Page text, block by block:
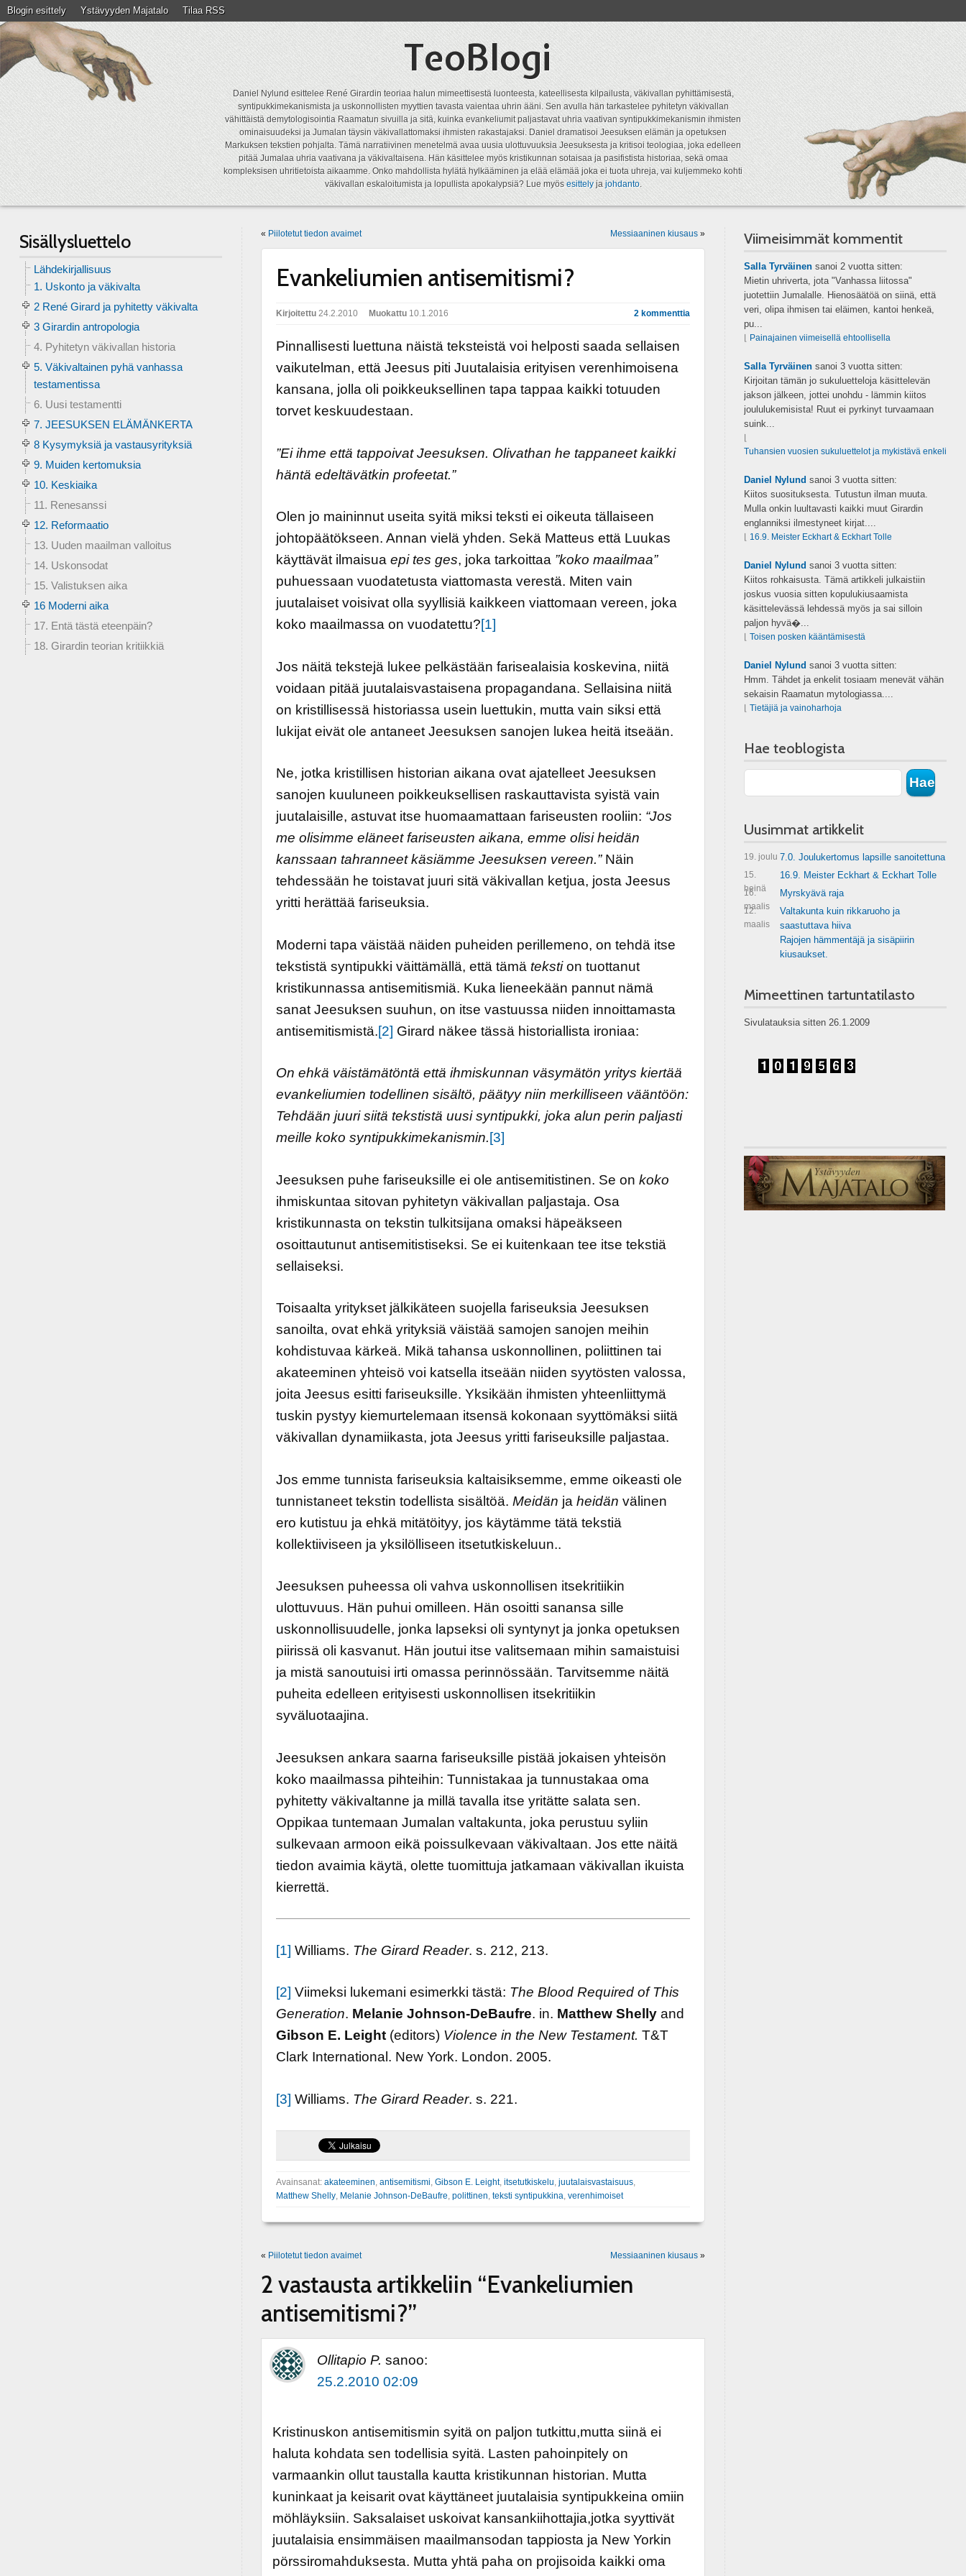
Blogin esittely Ystävyyden Majatalo Tilaa RSS
TeoBlogi
Daniel Nylund esittelee René Girardin teoriaa halun mimeettisestä luonteesta, kateellisesta kilpailusta, väkivallan pyhittämisestä,
syntipukkimekanismista ja uskonnollisten myyttien tavasta vaientaa uhrin ääni. Sen avulla hän tarkastelee pyhitetyn väkivallan
vähittäistä demytologisointia Raamatun sivuilla ja sitä, kuinka evankeliumit paljastavat uhria vaativan syntipukkimekanismin ihmisten
ominaisuudeksi ja Jumalan täysin väkivallattomaksi ihmisten rakastajaksi. Daniel dramatisoi Jeesuksen elämän ja opetuksen
Markuksen tekstien pohjalta. Tämä narratiivinen menetelmä avaa uusia ulottuvuuksia Jeesuksesta ja kritisoi teologiaa, joka edelleen
pitää Jumalaa uhria vaativana ja väkivaltaisena. Hän käsittelee myös kristikunnan sotaisaa ja pasifistista historiaa, sekä omaa
kompleksisen uhritietoista aikaamme. Onko mahdollista hylätä hylkääminen ja elää elämää joka ei tuota uhreja, vai kuljemmeko kohti
väkivallan eskaloitumista ja lopullista apokalypsiä? Lue myösesittelyjajohdanto.
« Piilotetut tiedon avaimet Messiaaninen kiusaus »
Evankeliumien antisemitismi?
2 kommenttia
Kirjoitettu24.2.2010 Muokattu10.1.2016
Pinnallisesti luettuna näistä teksteistä voi helposti saada sellaisen
vaikutelman, että Jeesus piti Juutalaisia erityisen verenhimoisena
kansana, jolla oli poikkeuksellinen tapa tappaa kaikki totuuden
torvet keskuudestaan.
”Ei ihme että tappoivat Jeesuksen. Olivathan he tappaneet kaikki
häntä edeltävätkin profeetat.”
Olen jo maininnut useita syitä miksi teksti ei oikeuta tällaiseen
johtopäätökseen. Annan vielä yhden. Sekä Matteus että Luukas
käyttävät ilmaisua epi tes ges, joka tarkoittaa ”koko maailmaa”
puhuessaan vuodatetusta viattomasta verestä. Miten vain
juutalaiset voisivat olla syyllisiä kaikkeen viattomaan vereen, joka
koko maailmassa on vuodatettu?[1]
Jos näitä tekstejä lukee pelkästään farisealaisia koskevina, niitä
voidaan pitää juutalaisvastaisena propagandana. Sellaisina niitä
on kristillisessä historiassa usein luettukin, mutta vain siksi että
lukijat eivät ole antaneet Jeesuksen sanojen lukea heitä itseään.
Ne, jotka kristillisen historian aikana ovat ajatelleet Jeesuksen
sanojen kuuluneen poikkeuksellisen raskauttavista syistä vain
juutalaisille, astuvat itse huomaamattaan fariseusten rooliin: “Jos
me olisimme eläneet fariseusten aikana, emme olisi heidän
kanssaan tahranneet käsiämme Jeesuksen vereen.”Näin
tehdessään he toistavat juuri sitä väkivallan ketjua, josta Jeesus
yritti herättää fariseuksia.
Moderni tapa väistää näiden puheiden perillemeno, on tehdä itse
tekstistä syntipukki väittämällä, että tämä tekstion tuottanut
kristikunnassa antisemitismiä. Kuka lieneekään pannut nämä
sanat Jeesuksen suuhun, on itse vastuussa niiden innoittamasta
antisemitismistä.[2] Girard näkee tässä historiallista ironiaa:
On ehkä väistämätöntä että ihmiskunnan väsymätön yritys kiertää
evankeliumien todellinen sisältö, päätyy niin merkilliseen vääntöön:
Tehdään juuri siitä tekstistä uusi syntipukki, joka alun perin paljasti
meille koko syntipukkimekanismin. [3]
Jeesuksen puhe fariseuksille ei ole antisemitistinen. Se on koko
ihmiskuntaa sitovan pyhitetyn väkivallan paljastaja. Osa
kristikunnasta on tekstin tulkitsijana omaksi häpeäkseen
osoittautunut antisemitistiseksi. Se ei kuitenkaan tee itse tekstiä
sellaiseksi.
Toisaalta yritykset jälkikäteen suojella fariseuksia Jeesuksen
sanoilta, ovat ehkä yrityksiä väistää samojen sanojen meihin
kohdistuvaa kärkeä. Mikä tahansa uskonnollinen, poliittinen tai
akateeminen yhteisö voi katsella itseään niiden syytösten valossa,
joita Jeesus esitti fariseuksille. Yksikään ihmisten yhteenliittymä
tuskin pystyy kiemurtelemaan itsensä kokonaan syyttömäksi siitä
väkivallan dynamiikasta, jota Jeesus yritti fariseuksille paljastaa.
Jos emme tunnista fariseuksia kaltaisiksemme, emme oikeasti ole
tunnistaneet tekstin todellista sisältöä. Meidän ja heidän välinen
ero kutistuu ja ehkä mitätöityy, jos käytämme tätä tekstiä
kollektiiviseen ja yksilölliseen itsetutkiskeluun..
Jeesuksen puheessa oli vahva uskonnollisen itsekritiikin
ulottuvuus. Hän puhui omilleen. Hän osoitti sanansa sille
uskonnollisuudelle, jonka lapseksi oli syntynyt ja jonka opetuksen
piirissä oli kasvanut. Hän joutui itse valitsemaan mihin samaistuisi
ja mistä sanoutuisi irti omassa perinnössään. Tarvitsemme näitä
puheita edelleen erityisesti uskonnollisen itsekritiikin
syväluotaajina.
Jeesuksen ankara saarna fariseuksille pistää jokaisen yhteisön
koko maailmassa pihteihin: Tunnistakaa ja tunnustakaa oma
pyhitetty väkivaltanne ja millä tavalla itse yritätte salata sen.
Oppikaa tuntemaan Jumalan valtakunta, joka perustuu syliin
sulkevaan armoon eikä poissulkevaan väkivaltaan. Jos ette näitä
tiedon avaimia käytä, olette tuomittuja jatkamaan väkivallan ikuista
kierrettä.
[1] Williams. The Girard Reader. s. 212, 213.
[2] Viimeksi lukemani esimerkki tästä: The Blood Required of This
Generation. Melanie Johnson-DeBaufre. in. Matthew Shelly and
Gibson E. Leight (editors) Violence in the New Testament. T&T
Clark International. New York. London. 2005.
[3] Williams. The Girard Reader. s. 221.
Avainsanat: akateeminen, antisemitismi, Gibson E. Leight, itsetutkiskelu, juutalaisvastaisuus,
Matthew Shelly, Melanie Johnson-DeBaufre, polittinen, teksti syntipukkina, verenhimoiset
« Piilotetut tiedon avaimet Messiaaninen kiusaus »
2 vastausta artikkeliin “Evankeliumien
antisemitismi?”
Ollitapio P. sanoo:
25.2.2010 02:09
Kristinuskon antisemitismin syitä on paljon tutkittu,mutta siinä ei
haluta kohdata sen todellisia syitä. Lasten pahoinpitely on
varmaankin ollut taustalla kautta kristikunnan historian. Mutta
kuninkaat ja keisarit ovat käyttäneet juutalaisia syntipukkeina omiin
möhläyksiin. Saksalaiset uskoivat kansankiihottajia,jotka syyttivät
juutalaisia ensimmäisen maailmansodan tappiosta ja New Yorkin
pörssiromahduksesta. Mutta yhtä paha on projisoida kaikki oma
Sisällysluettelo
Lähdekirjallisuus
1. Uskonto ja väkivalta
2 René Girard ja pyhitetty väkivalta
3 Girardin antropologia
4. Pyhitetyn väkivallan historia
5. Väkivaltainen pyhä vanhassa
testamentissa
6. Uusi testamentti
7. JEESUKSEN ELÄMÄNKERTA
8 Kysymyksiä ja vastausyrityksiä
9. Muiden kertomuksia
10. Keskiaika
11. Renesanssi
12. Reformaatio
13. Uuden maailman valloitus
14. Uskonsodat
15. Valistuksen aika
16 Moderni aika
17. Entä tästä eteenpäin?
18. Girardin teorian kritiikkiä
Viimeisimmät kommentit
Salla Tyrväinensanoi 2 vuotta sitten:
Mietin uhriverta, jota "Vanhassa liitossa"
juotettiin Jumalalle. Hienosäätöä on siinä, että
veri, olipa ihmisen tai eläimen, kantoi henkeä,
pu...
Painajainen viimeisellä ehtoollisella
Salla Tyrväinensanoi 3 vuotta sitten:
Kirjoitan tämän jo sukuluetteloja käsittelevän
jakson jälkeen, jottei unohdu - lämmin kiitos
joululukemisista! Ruut ei pyrkinyt turvaamaan
suink...
Tuhansien vuosien sukuluettelot ja mykistävä enkeli
Daniel Nylund sanoi 3 vuotta sitten:
Kiitos suosituksesta. Tutustun ilman muuta.
Mulla onkin luultavasti kaikki muut Girardin
englanniksi ilmestyneet kirjat....
16.9. Meister Eckhart & Eckhart Tolle
Daniel Nylund sanoi 3 vuotta sitten:
Kiitos rohkaisusta. Tämä artikkeli julkaistiin
joskus vuosia sitten kopulukiusaamista
käsittelevässä lehdessä myös ja sai silloin
paljon hyvä�...
Toisen posken kääntämisestä
Daniel Nylund sanoi 3 vuotta sitten:
Hmm. Tähdet ja enkelit tosiaam menevät vähän
sekaisin Raamatun mytologiassa....
Tietäjiä ja vainoharhoja
Hae teoblogista
Uusimmat artikkelit
19. joulu 7.0. Joulukertomus lapsille sanoitettuna
15.
heinä
16.9. Meister Eckhart & Eckhart Tolle
16.
maalis
Myrskyävä raja
12.
maalis
Valtakunta kuin rikkaruoho ja
saastuttava hiiva
Rajojen hämmentäjä ja sisäpiirin
kiusaukset.
Mimeettinen tartuntatilasto
Sivulatauksia sitten 26.1.2009